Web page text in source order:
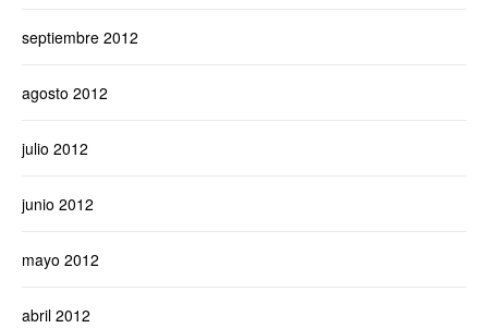
septiembre 2012
agosto 2012
julio 2012
junio 2012
mayo 2012
abril 2012